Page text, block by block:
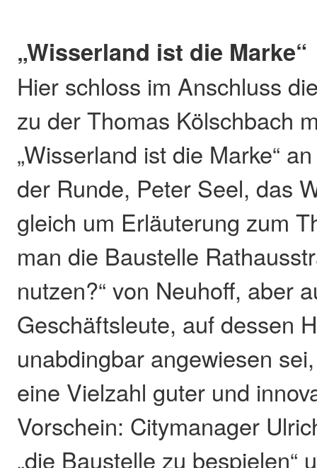
„Wisserland ist die Marke“
Hier schloss im Anschluss
zu der Thomas Kölschbach
„Wisserland ist die Marke“
der Runde, Peter Seel, das
gleich um Erläuterung zum
man die Baustelle
nutzen?“ von Neuhoff, aber
Geschäftsleute, auf dessen
unabdingbar angewiesen
eine Vielzahl guter und
Vorschein: Citymanager
„die Baustelle zu bespielen“